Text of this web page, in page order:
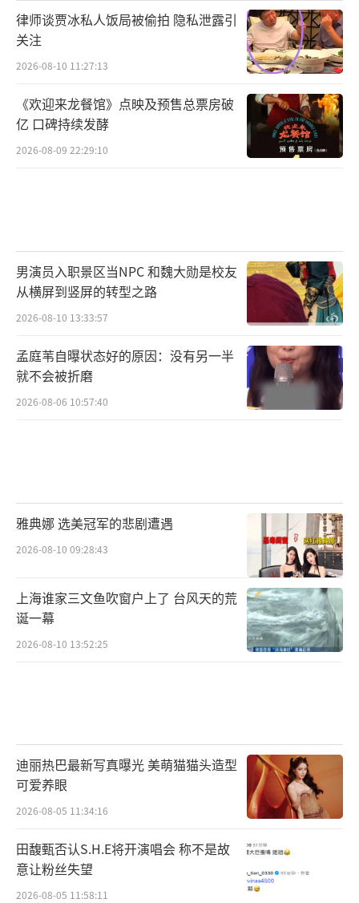
力量的创作风格，为现实题材创作提供了有益
借鉴。在由中国电视艺术委员会、中共浙江省
委宣传部、浙江省文化广电和旅游厅主办的主
题研讨会上，各单位领导、业内专家等亦表达
了对剧集价值及创作内涵的认可，称赞剧集突
破了传统主旋律的宏大叙事架构，以“小
现实笔触勾勒激昂图景
《小城大事》以现实主义为创作底色，导
演用昂扬明快的叙事节奏与饱满鲜活的人物群
程”的艰难推进，始终秉持团结协作、敢闯敢
试的向上姿态，这种直面挑战的精神状态，既
贴合时代特征，更跨越时空引发当下观众的情
律师谈贾冰私人饭局被偷拍 隐私泄露引
关注
2026-08-10 11:27:13
《欢迎来龙餐馆》点映及预售总票房破
亿 口碑持续发酵
2026-08-09 22:29:10
男演员入职景区当NPC 和魏大勋是校友
从横屏到竖屏的转型之路
2026-08-10 13:33:57
孟庭苇自曝状态好的原因：没有另一半
就不会被折磨
2026-08-06 10:57:40
雅典娜 选美冠军的悲剧遭遇
2026-08-10 09:28:43
上海谁家三文鱼吹窗户上了 台风天的荒
诞一幕
2026-08-10 13:52:25
迪丽热巴最新写真曝光 美萌猫猫头造型
可爱养眼
2026-08-05 11:34:16
田馥甄否认S.H.E将开演唱会 称不是故
意让粉丝失望
2026-08-05 11:58:11